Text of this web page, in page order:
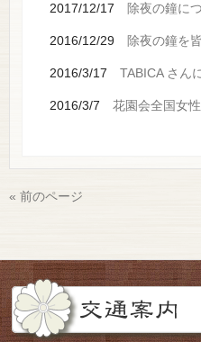
2017/12/17 除夜の鐘に
2016/12/29 除夜の鐘を
2016/3/17 TABICA さん
2016/3/7 花園会全国女
« 前のページ